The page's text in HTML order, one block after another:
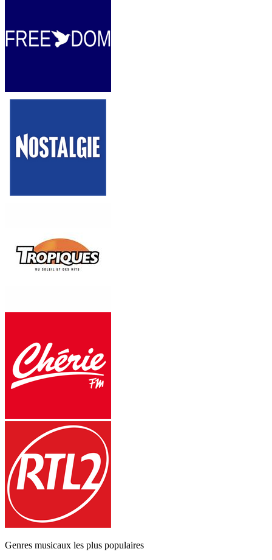
Genres musicaux les plus populaires